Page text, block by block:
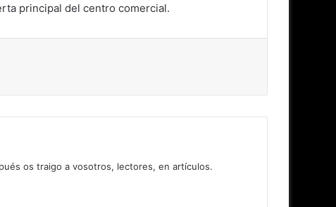
principal del centro comercial.
os traigo a vosotros, lectores, en artículos.